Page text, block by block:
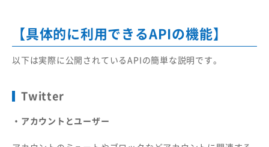
【具体的に利用できるAPIの機能】
以下は実際に公開されているAPIの簡単な説明です。
Twitter
・アカウントとユーザー